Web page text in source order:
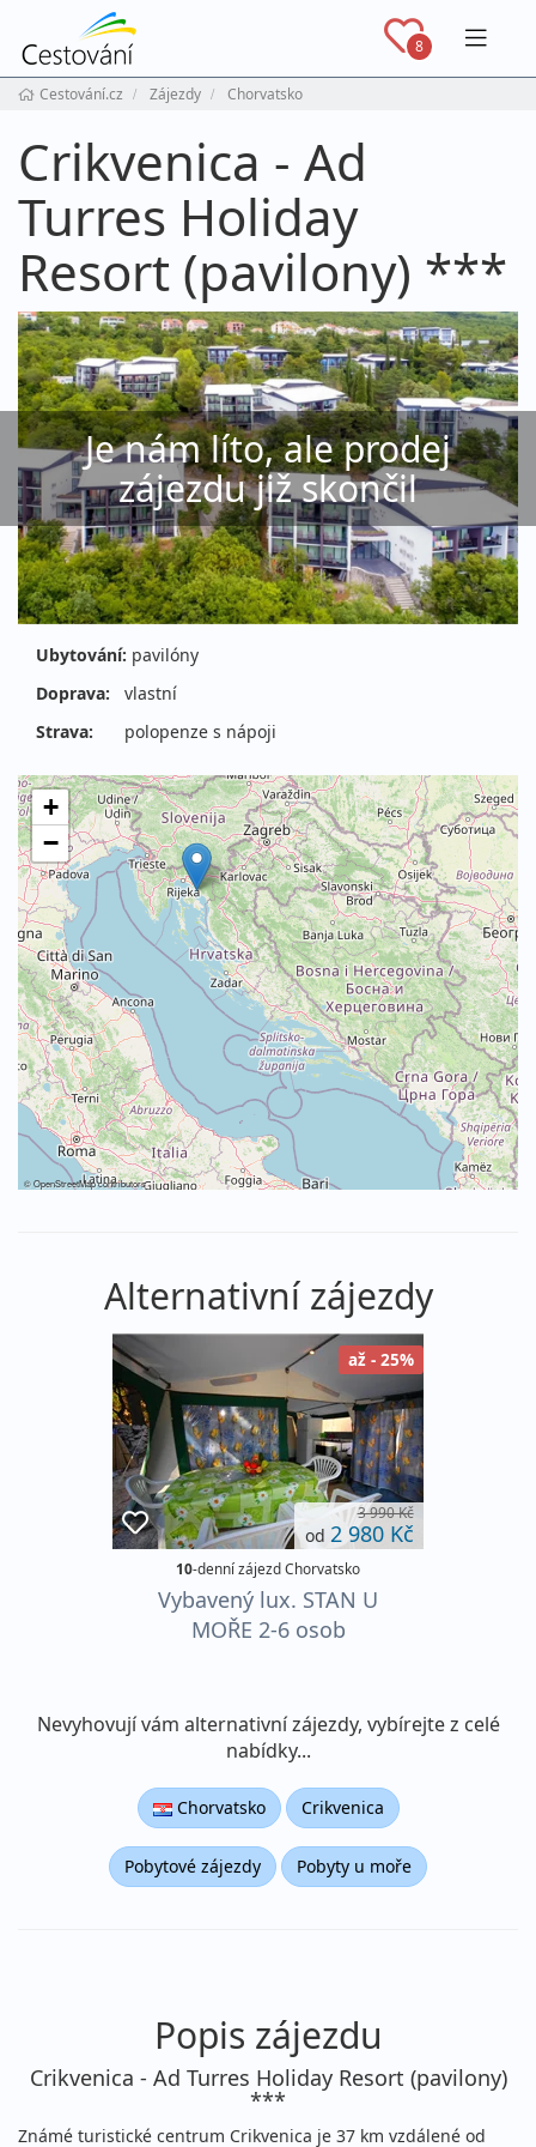
8
Cestování.cz Zájezdy Chorvatsko
Crikvenica - Ad
Turres Holiday
Resort (pavilony) ***
Je nám líto, ale prodej
zájezdu již skončil
Ubytování: pavilóny
Doprava:
vlastní
Strava:
polopenze s nápoji
+
−
©OpenStreetMapcontributors
Alternativní zájezdy
až - 25%
3 990 Kč
od 2 980 Kč
10-denní zájezd Chorvatsko
Vybavený lux. STAN U
MOŘE 2-6 osob
Nevyhovují vám alternativní zájezdy, vybírejte z celé
nabídky...
Chorvatsko Crikvenica
Pobytové zájezdy Pobyty u moře
Popis zájezdu
Crikvenica - Ad Turres Holiday Resort (pavilony)
***
Známé turistické centrum Crikvenica je 37 km vzdálené od